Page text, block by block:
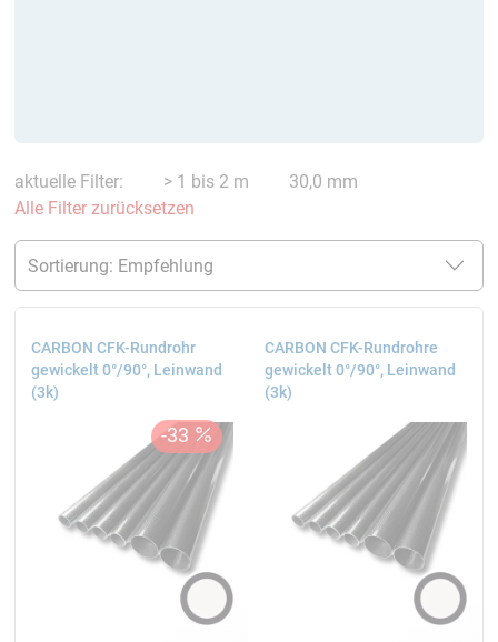
aktuelle Filter: > 1 bis 2 m
30,0 mm
Alle Filter zurücksetzen
CARBON CFK-Rundrohr
gewickelt 0°/90°, Leinwand
(3k)
CARBON CFK-Rundrohre
gewickelt 0°/90°, Leinwand
(3k)